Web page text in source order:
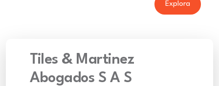
Explora
Tiles & Martinez
Abogados S A S